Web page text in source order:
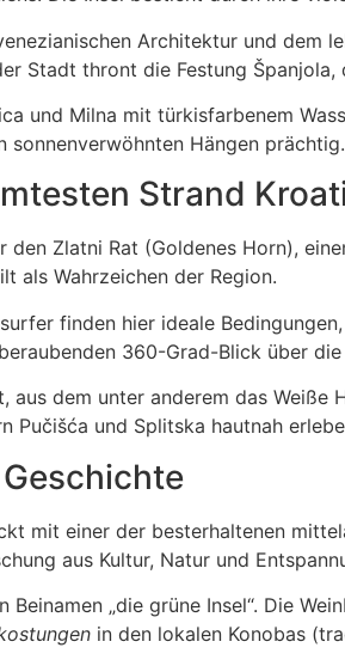
Architektur und dem
Stadt thront die Festung
und Milna mit türkisfarbenem
sonnenverwöhnten Hängen prächtig.
Strand
den Zlatni Rat (Goldenes Horn),
als Wahrzeichen der Region.
finden hier ideale
360-Grad-Blick über
dem unter anderem das
Pučišća und Splitska hautnah
mit einer der besterhaltenen
aus Kultur, Natur und
„die grüne Insel“. Die
in den lokalen Konobas